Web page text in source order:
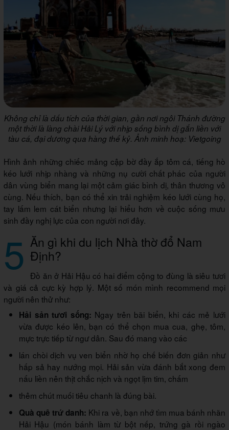
Không chỉ là dấu tích của thời gian, gần nơi ngôi Thánh đường
một thời là làng chài Hải Lý với nhịp sống bình dị gắn liền với
tàu cá, đại dương qua hàng thế kỷ. Ảnh minh hoạ: Vietgoing
Hình ảnh những chiếc mảng cập bờ đầy ắp tôm cá, tiếng hò
kéo lưới nhịp nhàng và những nụ cười chất phác của người
dân vùng biển mang lại một cảm giác bình dị, thân thương vô
cùng. Nếu thích, bạn có thể xin trải nghiệm kéo lưới cùng họ,
tay lấm lem cát biển nhưng lại hiểu hơn về cuộc sống mưu
sinh đầy nghị lực của con người nơi đây.
5 Ăn gì khi du lịch Nhà thờ đổ Nam
Định?
Đồ ăn ở Hải Hậu có hai điểm cộng to đùng là siêu tươi
và giá cả cực kỳ hợp lý. Một số món mình recommend mọi
người nên thử như:
Hải sản tươi sống: Ngay trên bãi biển, khi các mẻ lưới
vừa được kéo lên, bạn có thể chọn mua cua, ghẹ, tôm,
mực trực tiếp từ ngư dân. Sau đó mang vào các
lán chòi dịch vụ ven biển nhờ họ chế biến đơn giản như
hấp sả hay nướng mọi. Hải sản vừa đánh bắt xong đem
nấu liền nên thịt chắc nịch và ngọt lịm tim, chấm
thêm chút muối tiêu chanh là đúng bài.
Quà quê trứ danh: Khi ra về, bạn nhớ tìm mua bánh nhãn
Hải Hậu (món bánh làm từ bột nếp, trứng gà rồi ngào